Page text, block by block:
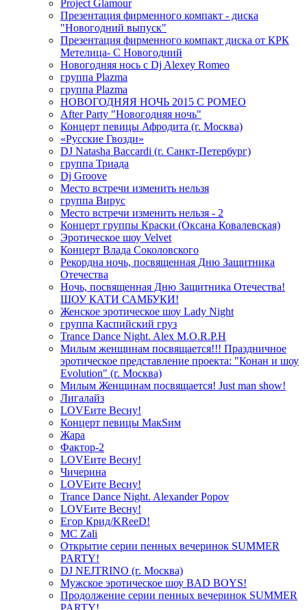
Project Glamour
Презентация фирменного компакт - диска
"Новогодний выпуск"
Презентация фирменного компакт диска от КРК
Метелица- С Новогодний
Новогодняя нось с Dj Alexey Romeo
группа Plazma
группа Plazma
НОВОГОДНЯЯ НОЧЬ 2015 C РОМЕО
After Party "Новогодняя ночь"
Концерт певицы Афродита (г. Москва)
«Русские Гвозди»
DJ Natasha Baccardi (г. Санкт-Петербург)
группа Триада
Dj Groove
Место встречи изменить нельзя
группа Вирус
Место встречи изменить нельзя - 2
Концерт группы Краски (Оксана Ковалевская)
Эротическое шоу Velvet
Концерт Влада Соколовского
Рекордна ночь, посвященная Дню Защитника
Отечества
Ночь, посвященная Дню Защитника Отечества!
ШОУ КАТИ САМБУКИ!
Женское эротическое шоу Lady Night
группа Каспийский груз
Trance Dance Night. Alex M.O.R.P.H
Милым женщинам посвящается!!! Праздничное
эротическое представление проекта: "Конан и шоу
Evolution" (г. Москва)
Милым Женщинам посвящается! Just man show!
Лигалайз
LOVEите Весну!
Концерт певицы МакSим
Жара
Фактор-2
LOVEите Весну!
Чичерина
LOVEите Весну!
Trance Dance Night. Alexander Popov
LOVEите Весну!
Егор Крид/KReeD!
MC Zali
Открытие серии пенных вечеринок SUMMER
PARTY!
DJ NEJTRINO (г. Москва)
Мужское эротическое шоу BAD BOYS!
Продолжение серии пенных вечеринок SUMMER
PARTY!